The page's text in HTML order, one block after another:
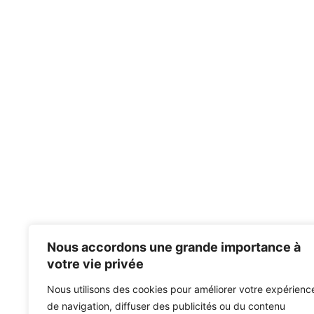
Nous accordons une grande importance à
votre vie privée
Nous utilisons des cookies pour améliorer votre
de navigation, diffuser des publicités ou du contenu